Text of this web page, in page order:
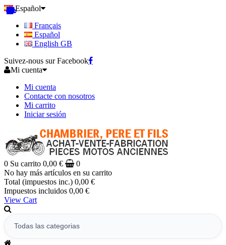
Español
Français
Español
English GB
Suivez-nous sur Facebook
Mi cuenta
Mi cuenta
Contacte con nosotros
Mi carrito
Iniciar sesión
0 Su carrito 0,00 €
0
No hay más artículos en su carrito
Total (impuestos inc.) 0,00 €
Impuestos incluidos 0,00 €
View Cart